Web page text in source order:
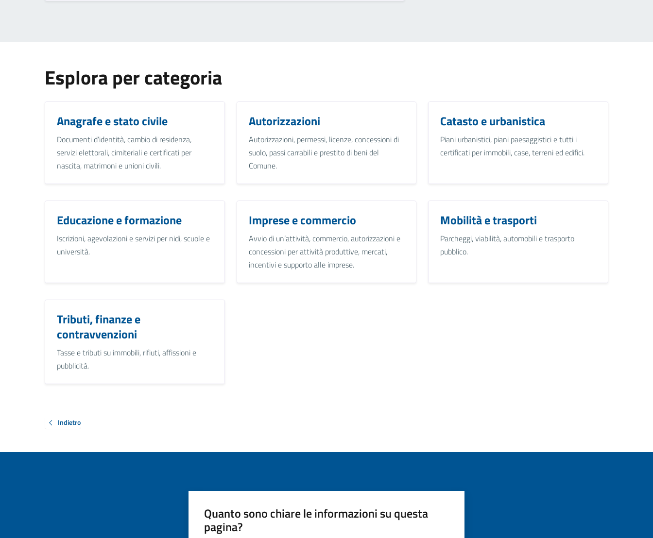
Esplora per categoria
Anagrafe e stato civile
Documenti d’identità, cambio di residenza,
servizi elettorali, cimiteriali e certificati per
nascita, matrimoni e unioni civili.
Autorizzazioni
Autorizzazioni, permessi, licenze, concessioni di
suolo, passi carrabili e prestito di beni del
Comune.
Catasto e urbanistica
Piani urbanistici, piani paesaggistici e tutti i
certificati per immobili, case, terreni ed edifici.
Educazione e formazione
Iscrizioni, agevolazioni e servizi per nidi, scuole e
università.
Imprese e commercio
Avvio di un’attività, commercio, autorizzazioni e
concessioni per attività produttive, mercati,
incentivi e supporto alle imprese.
Mobilità e trasporti
Parcheggi, viabilità, automobili e trasporto
pubblico.
Tributi, finanze e
contravvenzioni
Tasse e tributi su immobili, rifiuti, affissioni e
pubblicità.
Indietro
Quanto sono chiare le informazioni su questa
pagina?